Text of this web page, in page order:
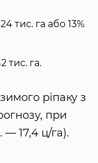
тис. га або 13%
тис. га.
ріпаку з
при
— 17,4 ц/га).